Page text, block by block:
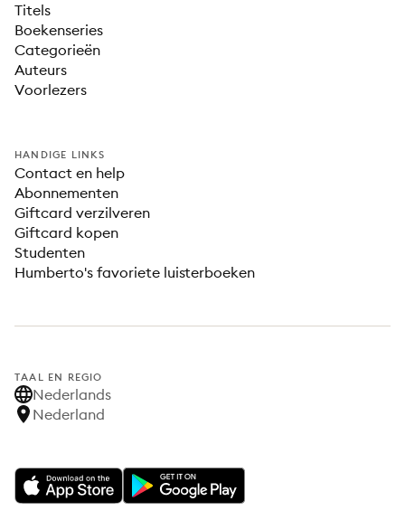
Titels
Boekenseries
Categorieën
Auteurs
Voorlezers
HANDIGE LINKS
Contact en help
Abonnementen
Giftcard verzilveren
Giftcard kopen
Studenten
Humberto's favoriete luisterboeken
TAAL EN REGIO
Nederlands
Nederland